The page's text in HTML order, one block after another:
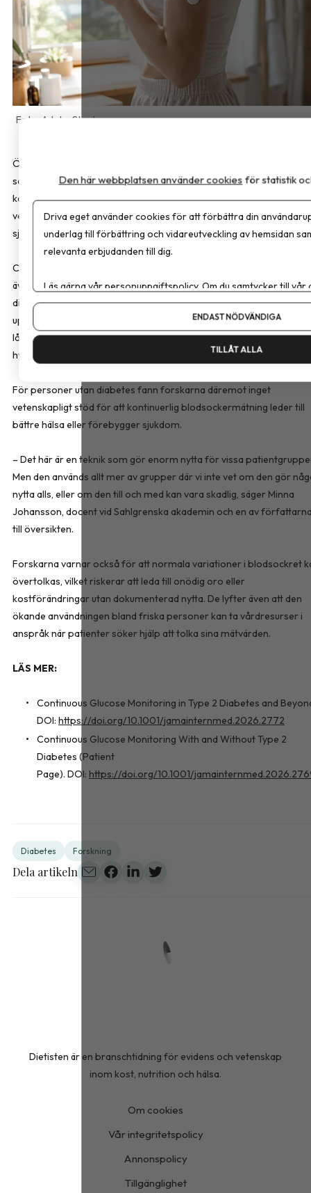
AdobeStock
Översikten som har publicerats i
sammanfattar det aktuella vetenskapliga kunskapsläget om
kontinuerliga blodsockermätare (CGM). Enligt forskarna saknas
vetenskapligt stöd för att tekniken förbättrar hälsan eller
sjukdom hos personer utan diabetes.
CGM utvecklades för personer med typ 1-diabetes och används i
även av många med typ 2-diabetes. För personer med typ 2-
diabetes kan tekniken underlätta behandlingen, minska behovet av
upprepade fingerstick och ge en mindre förbättring av
långtidsblodsockret, särskilt hos personer med ökad risk för
hypoglykemi.
För personer utan diabetes fann forskarna däremot inget
vetenskapligt stöd för att kontinuerlig blodsockermätning leder till
bättre hälsa eller förebygger sjukdom.
– Det här är en teknik som gör enorm nytta för vissa
Men den används allt mer av grupper där vi inte vet om den gör
nytta alls, eller om den till och med kan vara skadlig, säger Minna
Johansson, docent vid Sahlgrenska akademin och en av
till översikten.
Forskarna varnar också för att normala variationer i blodsockret
övertolkas, vilket riskerar att leda till onödig oro eller
kostförändringar utan dokumenterad nytta. De lyfter även att den
ökande användningen bland friska personer kan ta vårdresurser i
anspråk när patienter söker hjälp att tolka sina mätvärden.
LÄS MER:
Continuous Glucose Monitoring in Type 2 Diabetes and
DOI: https://doi.org/10.1001/jamainternmed.2026.2772
Continuous Glucose Monitoring With and Without Type 2
Diabetes (Patient
Page). DOI: https://doi.org/10.1001/
Diabetes Forskning
Dela artikeln
Dietisten är en branschtidning för evidens och vetenskap
inom kost, nutrition och hälsa.
Om cookies
Vår integritetspolicy
Annonspolicy
Tillgänglighet
Den här webbplatsen använder cookies för statistik
Driva eget använder cookies för att förbättra din
underlag till förbättring och vidareutveckling av hemsidan
relevanta erbjudanden till dig.
Läs gärna vårpersonuppgiftspolicy. Om du samtycker till vår
Om du vill ändra ditt val i efterhand hittar du den möjligheten
ENDAST NÖDVÄNDIGA
TILLÅT ALLA